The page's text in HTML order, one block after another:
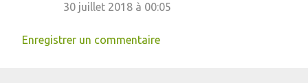
e
30 juillet 2018 à 00:05
Enregistrer un commentaire